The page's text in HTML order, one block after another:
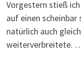
Vorgestern stieß
auf einen
natürlich auch
weiterverbreitete.